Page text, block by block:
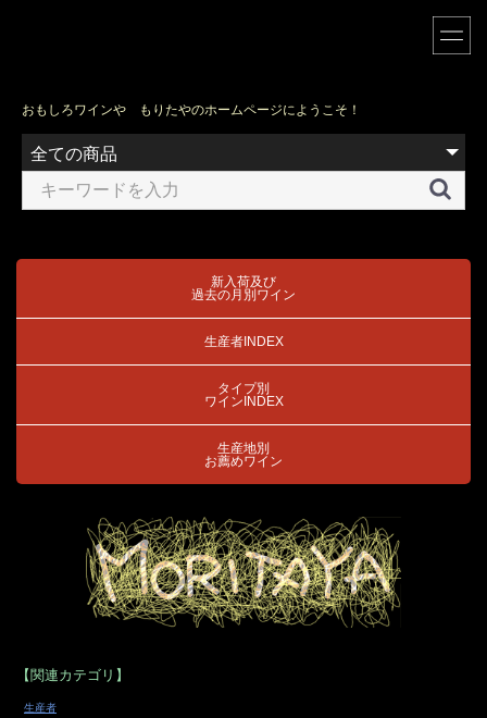
おもしろワインや もりたやのホームページにようこそ！
新入荷及び
過去の月別ワイン
生産者INDEX
タイプ別
ワインINDEX
生産地別
お薦めワイン
【関連カテゴリ】
生産者